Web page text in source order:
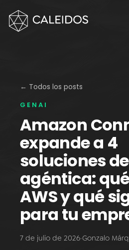
DevOps
Mesa 24×7
Facturación Local AWS
APPS
Escritorios Virtuales
Monday.com Solutions
Contact Center
INNOVACIÓN
← Todos los posts
GENAI
Amazon
expande a 4
soluciones
agéntica:
AWS y qué
para tu
7 de julio de 2026·Gonzalo